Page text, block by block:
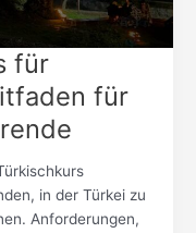
für
für
in der Türkei zu
Anforderungen,